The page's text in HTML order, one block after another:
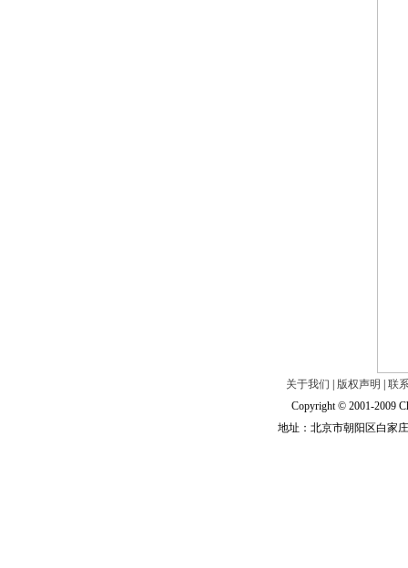
关于我们 版权声明
联
Copyright © 2001-2009
地址：北京市朝阳区白家